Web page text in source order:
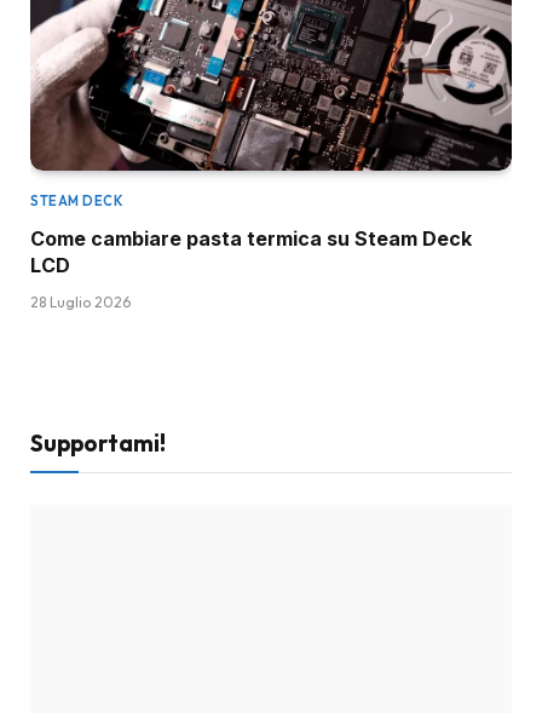
STEAM DECK
Come cambiare pasta termica su Steam Deck
LCD
28 Luglio 2026
Supportami!